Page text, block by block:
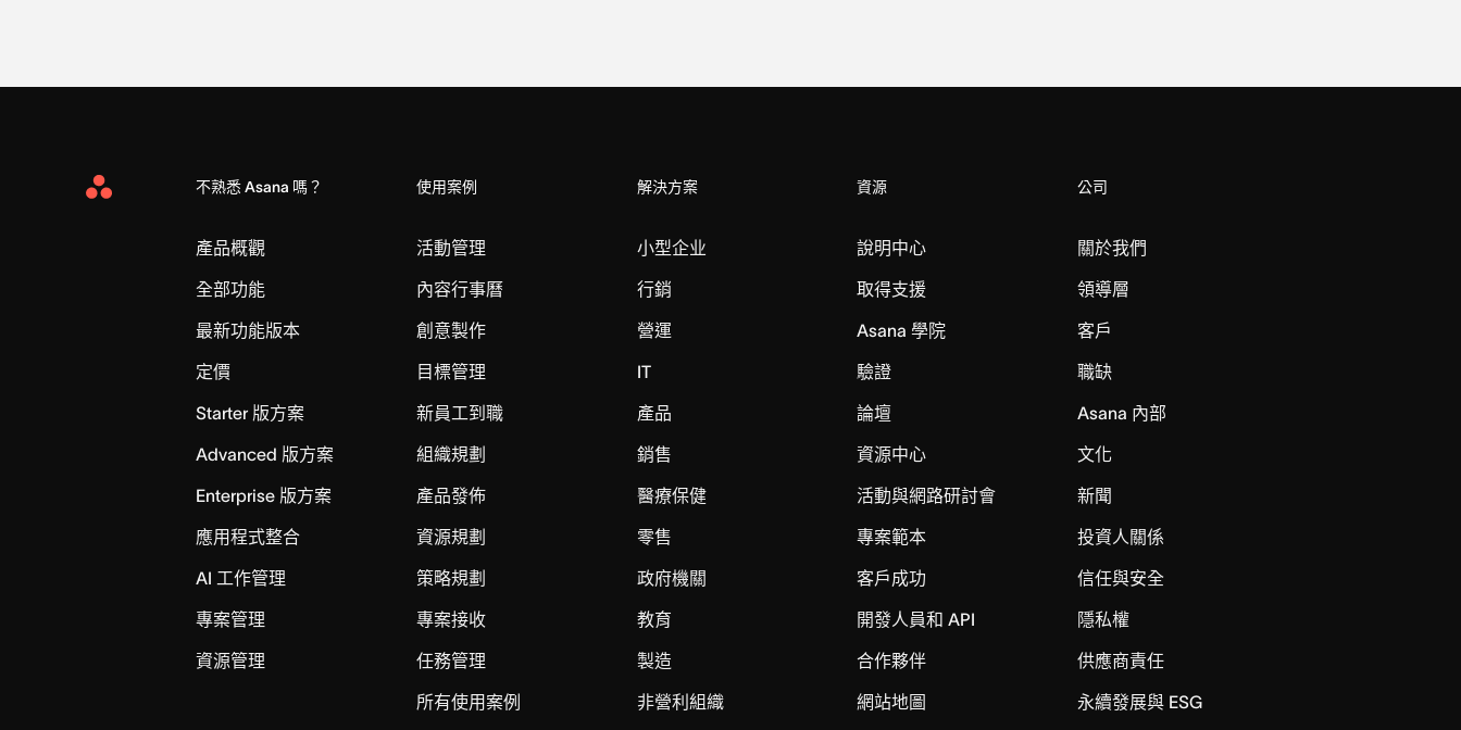
Asana
不熟悉 Asana 嗎？
產品概觀
全部功能
最新功能版本
定價
Starter 版方案
Advanced 版方案
Enterprise 版方案
應用程式整合
AI 工作管理
專案管理
資源管理
使用案例
活動管理
內容行事曆
創意製作
目標管理
新員工到職
組織規劃
產品發佈
資源規劃
策略規劃
專案接收
任務管理
所有使用案例
解決方案
小型企业
行銷
營運
IT
產品
銷售
醫療保健
零售
政府機關
教育
製造
非營利組織
資源
說明中心
取得支援
Asana 學院
驗證
論壇
資源中心
活動與網路研討會
專案範本
客戶成功
開發人員和 API
合作夥伴
網站地圖
公司
關於我們
領導層
客戶
職缺
Asana 內部
文化
新聞
投資人關係
信任與安全
隱私權
供應商責任
永續發展與 ESG